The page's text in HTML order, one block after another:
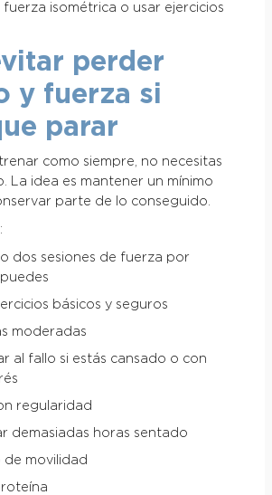
fuerza isométrica o usar ejercicios
perder
y fuerza si
parar
como siempre, no necesitas
La idea es mantener un mínimo
parte de lo conseguido.
dos sesiones de fuerza por
básicos y seguros
moderadas
al fallo si estás cansado o con
regularidad
demasiadas horas sentado
de movilidad